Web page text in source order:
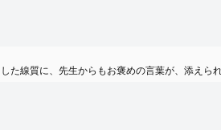
た線質に、先生からもお褒めの言葉が、添えられ